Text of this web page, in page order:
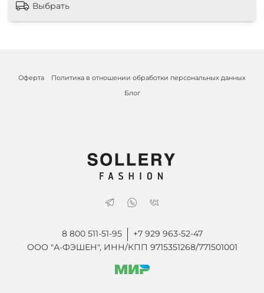
Выбрать
Оферта
Политика в отношении обработки персональных данных
Блог
8 800 511-51-95
+7 929 963-52-47
ООО "А-ФЭШЕН", ИНН/КПП 9715351268/771501001